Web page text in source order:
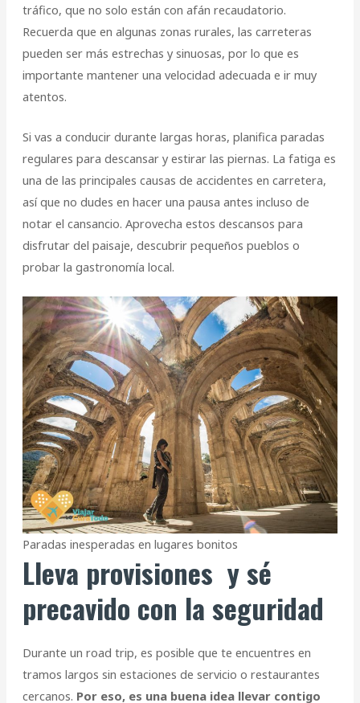
tráfico, que no solo están con afán recaudatorio.
Recuerda que en algunas zonas rurales, las carreteras
pueden ser más estrechas y sinuosas, por lo que es
importante mantener una velocidad adecuada e ir muy
atentos.
Si vas a conducir durante largas horas, planifica paradas
regulares para descansar y estirar las piernas. La fatiga es
una de las principales causas de accidentes en carretera,
así que no dudes en hacer una pausa antes incluso de
notar el cansancio. Aprovecha estos descansos para
disfrutar del paisaje, descubrir pequeños pueblos o
probar la gastronomía local.
Paradas inesperadas en lugares bonitos
Lleva provisiones y sé
precavido con la seguridad
Durante un road trip, es posible que te encuentres en
tramos largos sin estaciones de servicio o restaurantes
cercanos. Por eso, es una buena idea llevar contigo